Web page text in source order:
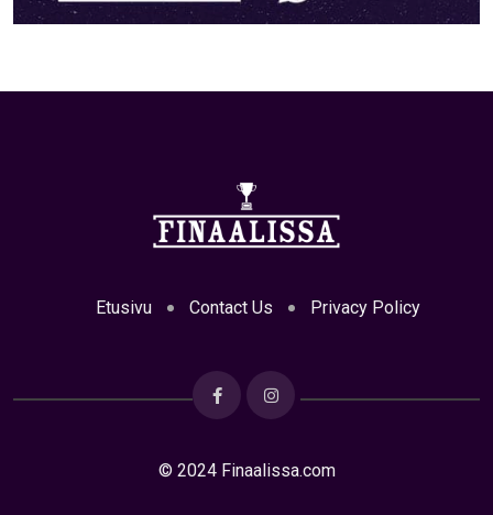
Etusivu Contact Us Privacy Policy
© 2024 Finaalissa.com